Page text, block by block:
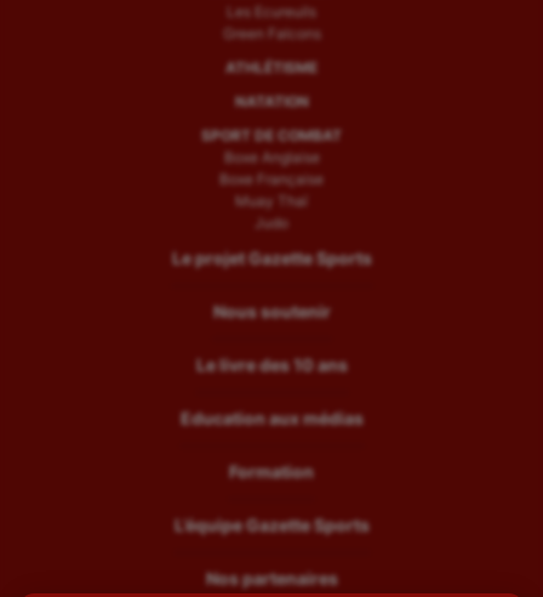
Les Ecureuils
Green Falcons
ATHLÉTISME
NATATION
SPORT DE COMBAT
Boxe Anglaise
Boxe Française
Muay Thaï
Judo
Le projet Gazette Sports
Nous soutenir
Le livre des 10 ans
Education aux médias
Formation
L’équipe Gazette Sports
Nos partenaires